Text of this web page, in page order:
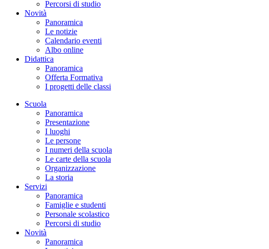
Percorsi di studio
Novità
Panoramica
Le notizie
Calendario eventi
Albo online
Didattica
Panoramica
Offerta Formativa
I progetti delle classi
Scuola
Panoramica
Presentazione
I luoghi
Le persone
I numeri della scuola
Le carte della scuola
Organizzazione
La storia
Servizi
Panoramica
Famiglie e studenti
Personale scolastico
Percorsi di studio
Novità
Panoramica